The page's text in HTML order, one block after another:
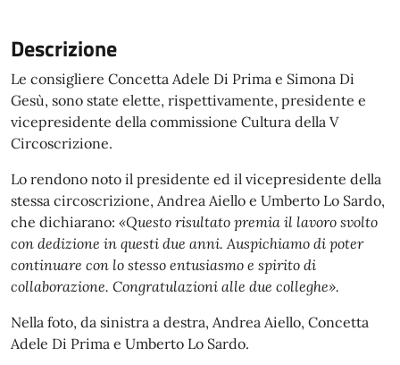
Descrizione
Le consigliere Concetta Adele Di Prima e Simona Di
Gesù, sono state elette, rispettivamente, presidente e
vicepresidente della commissione Cultura della V
Circoscrizione.
Lo rendono noto il presidente ed il vicepresidente della
stessa circoscrizione, Andrea Aiello e Umberto Lo Sardo,
che dichiarano: «Questo risultato premia il lavoro svolto
con dedizione in questi due anni. Auspichiamo di poter
continuare con lo stesso entusiasmo e spirito di
collaborazione. Congratulazioni alle due colleghe».
Nella foto, da sinistra a destra, Andrea Aiello, Concetta
Adele Di Prima e Umberto Lo Sardo.